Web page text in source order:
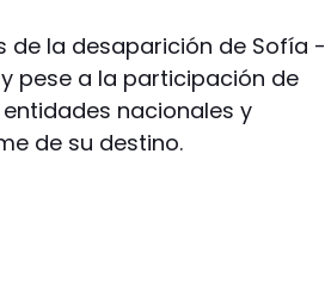
de la desaparición de Sofía -
pese a la participación de
nacionales y
de su destino.